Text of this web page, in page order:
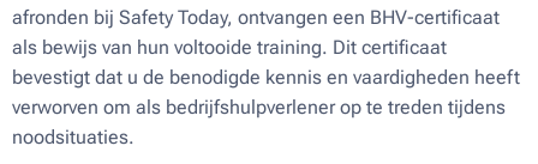
afronden bij Safety Today, ontvangen een BHV-certificaat
als bewijs van hun voltooide training. Dit certificaat
bevestigt dat u de benodigde kennis en vaardigheden heeft
verworven om als bedrijfshulpverlener op te treden tijdens
noodsituaties.